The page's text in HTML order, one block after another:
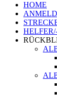
HOME